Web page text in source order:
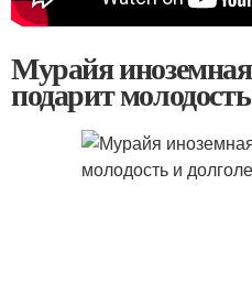
Мурайя
подарит